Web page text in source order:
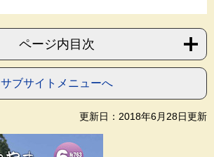
ページ内目次
サブサイトメニューへ
更新日：2018年6月28日更新